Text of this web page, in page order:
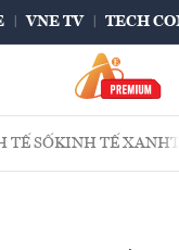
VNE TV TECH
TẾ SỐKINH TẾ XANH